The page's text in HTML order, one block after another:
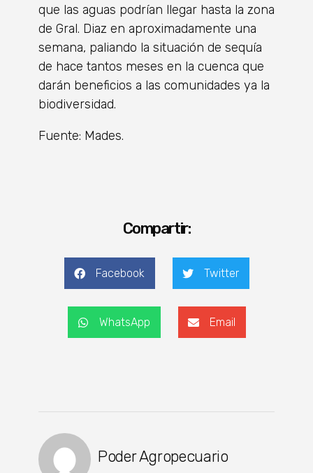
que las aguas podrían llegar hasta la zona
de Gral. Diaz en aproximadamente una
semana, paliando la situación de sequía
de hace tantos meses en la cuenca que
darán beneficios a las comunidades ya la
biodiversidad.
Fuente: Mades.
Compartir:
Facebook Twitter
WhatsApp Email
Poder Agropecuario